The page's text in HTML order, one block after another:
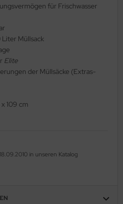
für Frischwasser
Liter Müllsack
Elite
der Müllsäcke (Extras-
109 cm
in unseren Katalog